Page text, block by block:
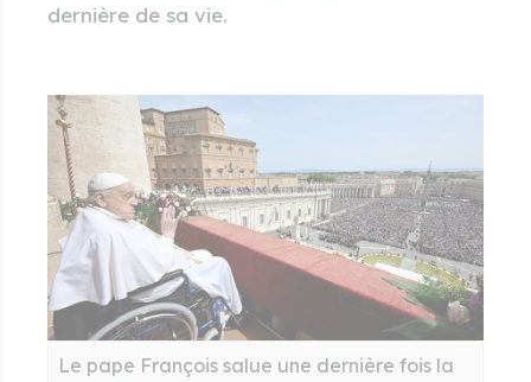
dernière de sa vie.
Le pape François salue une dernière fois la